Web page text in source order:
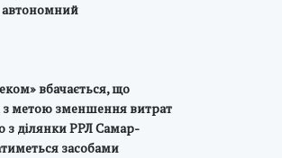
автономний
вбачається, що
з метою зменшення витрат
з ділянки РРЛ Самар-
засобами